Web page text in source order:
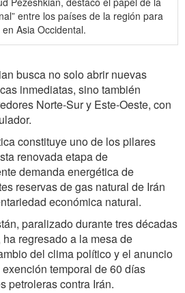
entre los países de la región para
Asia Occidental.
busca no solo abrir nuevas
inmediatas, sino también
Norte-Sur y Este-Oeste, con
constituye uno de los pilares
renovada etapa de
demanda energética de
reservas de gas natural de Irán
económica natural.
paralizado durante tres décadas
regresado a la mesa de
del clima político y el anuncio
temporal de 60 días
petroleras contra Irán.